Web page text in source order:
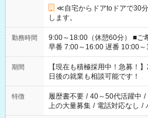
≪自宅からドアtoドアで30
します。
勤務時間
9:00～18:00（休憩60分） ■ご希望があれば下記シフトもOK！
早番 7:00～16:00 遅番 10:00～19:00 「家族と休み
い」 「余裕を持って夕飯の準
たくない」 など、ご希望を教えてくだ
の方へ 今ご覧のお仕事で希望
の勤務時間。 合計で週40時間
期間
【現在も積極採用中！急募！
日後の就業も相談可能です！
特徴 履歴書不要 / 40～50代活躍中 /
上の大量募集 / 電話対応なし /